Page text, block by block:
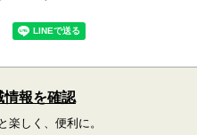
情報を確認
楽しく、便利に。